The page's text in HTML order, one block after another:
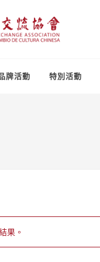
牌活動 特別活動
果。